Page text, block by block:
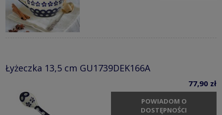
Łyżeczka 13,5 cm GU1739DEK166A
77,90 zł
POWIADOM O
DOSTĘPNOŚCI